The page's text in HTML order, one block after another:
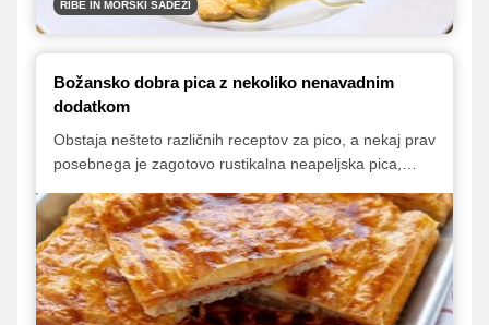
RIBE IN MORSKI SADEŽI
Božansko dobra pica z nekoliko nenavadnim
dodatkom
Obstaja nešteto različnih receptov za pico, a nekaj prav
posebnega je zagotovo rustikalna neapeljska pica,
povsem vsakdanjih sestavin, kvašenega testa in
sočnega nadeva, kar jo dela posebno in drugačno, pa
je listnato testo, ki poskrbi za krhko površino.